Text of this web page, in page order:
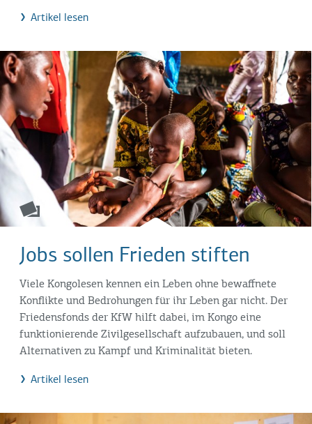
Artikel lesen
Jobs sollen Frieden stiften
Viele Kongolesen kennen ein Leben ohne bewaffnete
Konflikte und Bedrohungen für ihr Leben gar nicht. Der
Friedensfonds der KfW hilft dabei, im Kongo eine
funktionierende Zivilgesellschaft aufzubauen, und soll
Alternativen zu Kampf und Kriminalität bieten.
Artikel lesen